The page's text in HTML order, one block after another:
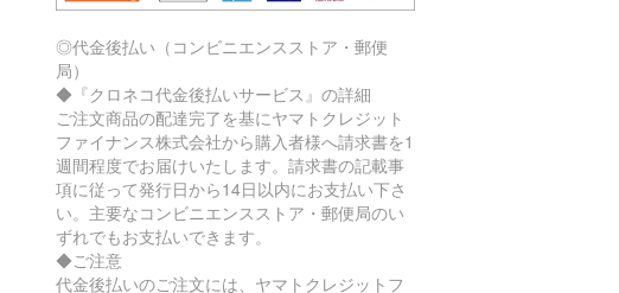
◎代金後払い（コンビニエンスストア・郵便
局）
◆『クロネコ代金後払いサービス』の詳細
ご注文商品の配達完了を基にヤマトクレジット
ファイナンス株式会社から購入者様へ請求書を1
週間程度でお届けいたします。請求書の記載事
項に従って発行日から14日以内にお支払い下さ
い。主要なコンビニエンスストア・郵便局のい
ずれでもお支払いできます。
◆ご注意
代金後払いのご注文には、ヤマトクレジットフ